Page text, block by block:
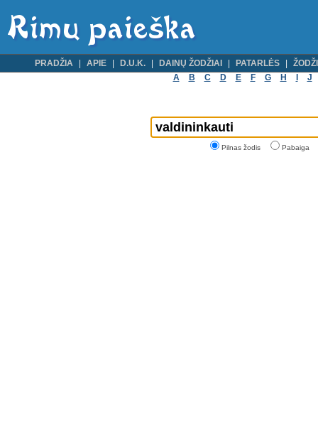
PRADŽIA APIE D.U.K. DAINŲ ŽODŽIAI PATARLĖS
A
B C D E F G H J
Pilnas žodis Pabaiga